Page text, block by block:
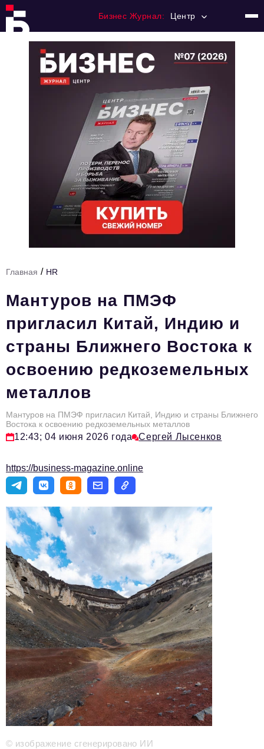
Бизнес Журнал: Центр
Регулирование
Премия "Тульский Бизнес"
История тульского предпринимательства
Тема номера
HR
Персона номера
Инфраструктура развития
Технологии и тренды
Туризм
Импортозамещение
Авторские материалы
Телефон редакции:+7 495 727-01-67
Электронные почты редакции:
Информационный отдел
info@business-magazine.online
Отдел рекламы
reklama@business-magazine.online
Отдел распространения/редакционная подписка
podpiska@business-magazine.online
Отдел по работе с партнерами
partner@business-magazine.online
Главная / HR
Мантуров на ПМЭФ
пригласил Китай, Индию и
страны Ближнего Востока к
освоению редкоземельных
металлов
Мантуров на ПМЭФ пригласил Китай, Индию и страны Ближнего
Востока к освоению редкоземельных металлов
12:43; 04 июня 2026 года Сергей Лысенков
https://business-magazine.online
© изображение сгенерировано ИИ